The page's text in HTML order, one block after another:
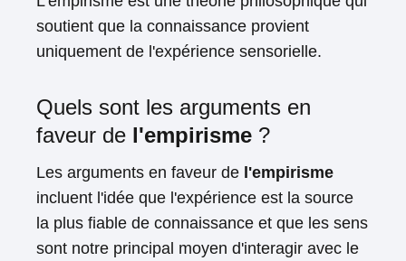
soutient que la connaissance provient
uniquement de l'expérience sensorielle.
Quels sont les arguments en
faveur de l'empirisme ?
Les arguments en faveur de l'empirisme
incluent l'idée que l'expérience est la source
la plus fiable de connaissance et que les sens
sont notre principal moyen d'interagir avec le